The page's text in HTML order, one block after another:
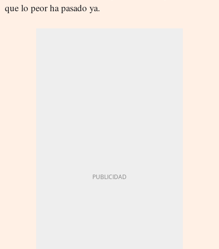
que lo peor ha pasado ya.